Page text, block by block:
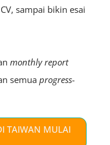
sampai bikin esai
monthly report
semuaprogress-
TAIWAN MULAI